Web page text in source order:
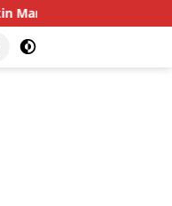
“Polres Buton